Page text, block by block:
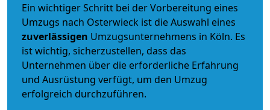
Ein wichtiger Schritt bei der Vorbereitung eines
Umzugs nach Osterwieck ist die Auswahl eines
zuverlässigen Umzugsunternehmens in Köln. Es
ist wichtig, sicherzustellen, dass das
Unternehmen über die erforderliche Erfahrung
und Ausrüstung verfügt, um den Umzug
erfolgreich durchzuführen.